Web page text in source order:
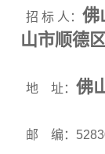
招 标 人： 佛
山市顺德
地 址： 佛
邮 编：